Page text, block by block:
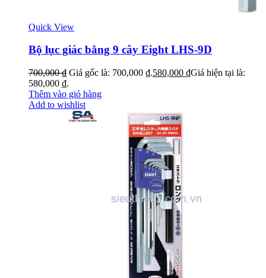
Quick View
Bộ lục giác bằng 9 cây Eight LHS-9D
700,000₫ Giá gốc là: 700,000 ₫.580,000 ₫Giá hiện tại là:
580,000 ₫.
Thêm vào giỏ hàng
Add to wishlist